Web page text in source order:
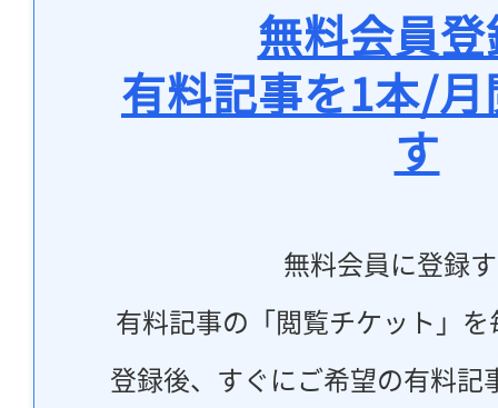
無料会員
有料記事を1本/
す
無料会員に登録
有料記事の「閲覧チケット」
登録後、すぐにご希望の有料記